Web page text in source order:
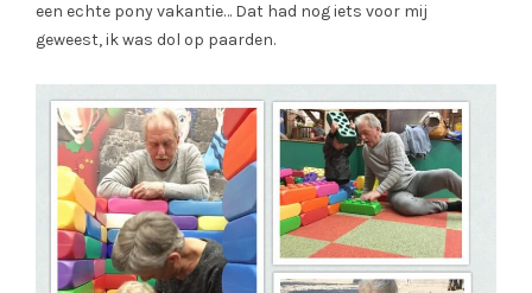
een echte pony vakantie… Dat had nog iets voor mij
geweest, ik was dol op paarden.